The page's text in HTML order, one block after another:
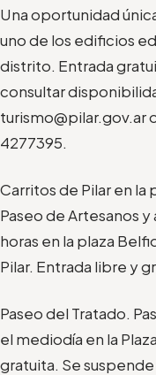
Una oportunidad
uno de los edificios
distrito. Entrada
consultar
4277395.
Carritos de Pilar en
Paseo de Artesanos y
horas en la plaza
Pilar. Entrada libre y
Paseo del Tratado.
el mediodía en la
gratuita. Se